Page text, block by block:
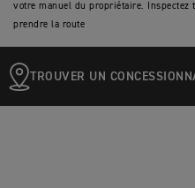
votre manuel du propriétaire. Inspectez
prendre la route
TROUVER UN